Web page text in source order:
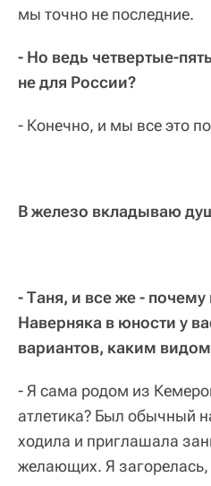
мы точно не последние.
- Но ведь четвертые-
не для России?
- Конечно, и мы все это
В железо вкладываю
- Таня, и все же -
Наверняка в юности у
вариантов, каким
- Я сама родом из
атлетика? Был обычный
ходила и приглашала
желающих. Я